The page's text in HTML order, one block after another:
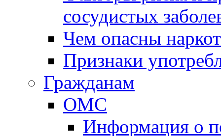
сосудистых
Чем опасны
Признаки
Гражданам
ОМС
Информация о